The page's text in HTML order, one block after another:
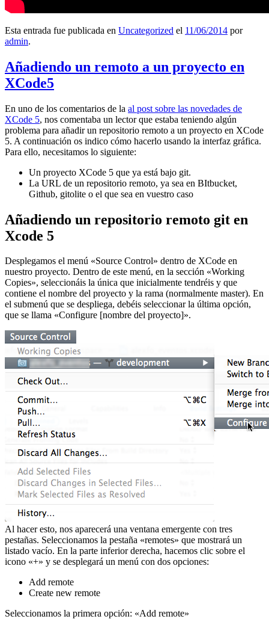
Esta entrada fue publicada en Uncategorized el 11/06/2014 por
admin.
Añadiendo un remoto a un proyecto en
XCode5
En uno de los comentarios de la al post sobre las novedades de
XCode 5, nos comentaba un lector que estaba teniendo algún
problema para añadir un repositorio remoto a un proyecto en XCode
5. A continuación os indico cómo hacerlo usando la interfaz gráfica.
Para ello, necesitamos lo siguiente:
Un proyecto XCode 5 que ya está bajo git.
La URL de un repositorio remoto, ya sea en BItbucket,
Github, gitolite o el que sea en vuestro caso
Añadiendo un repositorio remoto git en
Xcode 5
Desplegamos el menú «Source Control» dentro de XCode en
nuestro proyecto. Dentro de este menú, en la sección «Working
Copies», seleccionáis la única que inicialmente tendréis y que
contiene el nombre del proyecto y la rama (normalmente master). En
el submenú que se despliega, debéis seleccionar la última opción,
que se llama «Configure [nombre del proyecto]».
Al hacer esto, nos aparecerá una ventana emergente con tres
pestañas. Seleccionamos la pestaña «remotes» que mostrará un
listado vacío. En la parte inferior derecha, hacemos clic sobre el
icono «+» y se desplegará un menú con dos opciones:
Add remote
Create new remote
Seleccionamos la primera opción: «Add remote»